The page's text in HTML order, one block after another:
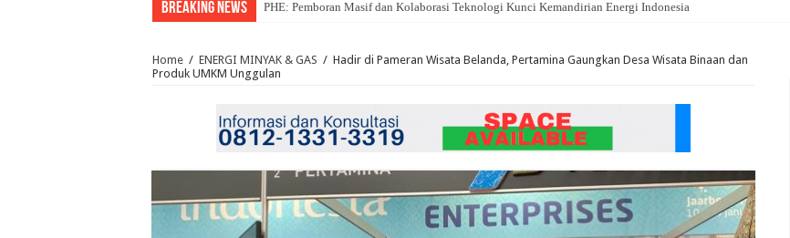
Breaking News PHE: Pemboran Masif dan Kolaborasi Teknologi Kunci Kemandirian Energi Indonesia
Pertamina Drilling Raih Penghargaan CSR Award 2026
Home / ENERGI MINYAK & GAS / Hadir di Pameran Wisata Belanda, Pertamina Gaungkan Desa Wisata Binaan dan
Produk UMKM Unggulan